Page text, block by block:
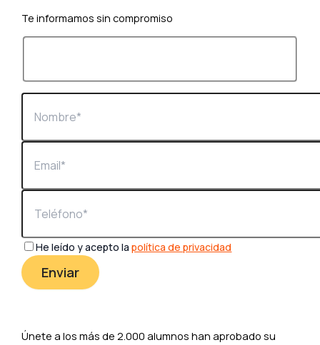
Te informamos sin compromiso
He leído y acepto lapolítica de privacidad
Únete a los más de 2.000 alumnos han aprobado su